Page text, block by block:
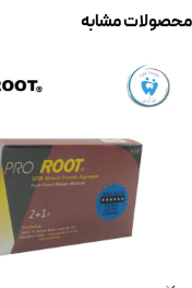
محصولات مشابه